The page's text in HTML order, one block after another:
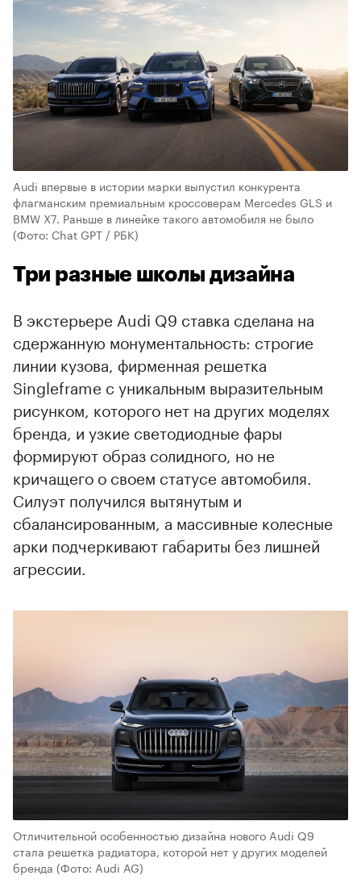
Audi впервые в истории марки выпустил конкурента
флагманским премиальным кроссоверам Mercedes GLS и
BMW X7. Раньше в линейке такого автомобиля не было
(Фото: Chat GPT / РБК)
00:00 00:00
Три разные школы дизайна
В экстерьере Audi Q9 ставка сделана на
сдержанную монументальность: строгие
линии кузова, фирменная решетка
Singleframe с уникальным выразительным
рисунком, которого нет на других моделях
бренда, и узкие светодиодные фары
формируют образ солидного, но не
кричащего о своем статусе автомобиля.
Силуэт получился вытянутым и
сбалансированным, а массивные колесные
арки подчеркивают габариты без лишней
агрессии.
Отличительной особенностью дизайна нового Audi Q9
стала решетка радиатора, которой нет у других моделей
бренда (Фото: Audi AG)